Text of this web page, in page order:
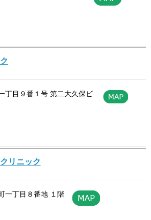
丁目９番１号 第二大久保ビ
リニック
一丁目８番地 １階